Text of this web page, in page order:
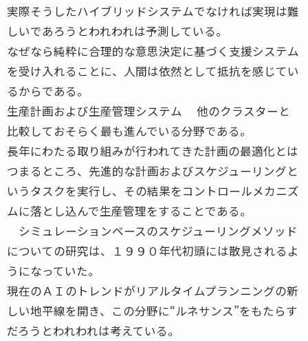
実際そうしたハイブリッドシステムでなければ実現は難
しいであろうとわれわれは予測している。
なぜなら純粋に合理的な意思決定に基づく支援システム
を受け入れることに、人間は依然として抵抗を感じてい
るからである。
生産計画および生産管理システム 他のクラスターと
比較しておそらく最も進んでいる分野である。
長年にわたる取り組みが行われてきた計画の最適化とは
つまるところ、先進的な計画およびスケジューリングと
いうタスクを実行し、その結果をコントロールメカニズ
ムに落とし込んで生産管理をすることである。
シミュレーションベースのスケジューリングメソッド
についての研究は、１９９０年代初頭には散見されるよ
うになっていた。
現在のＡＩのトレンドがリアルタイムプランニングの新
しい地平線を開き、この分野に“ルネサンス”をもたらす
だろうとわれわれは考えている。